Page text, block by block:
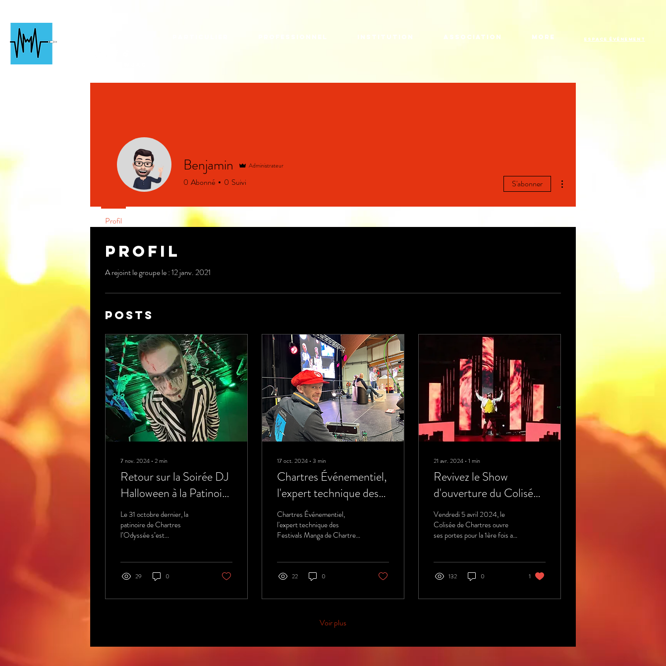
Institution Association More Espace Événement
Profil
A rejoint le groupe le : 12 janv. 2021
Posts
7 nov. 2024 ∙ 2min
Retour sur la Soirée DJ
Halloween à la Patinoire
de Chartres l’Odyssée :
Un Univers Beetlejuice
Inoubliable !
Le 31 octobre dernier, la
patinoire de Chartres
l’Odyssée s’est
29 0
17 oct. 2024 ∙ 3 min
Chartres Événementiel,
l'expert technique des
Festivals Manga de
Chartres, Chérisy et
Deauville
Chartres Événementiel,
l'expert technique des
Festivals Manga de Chartres,
22 0
21 avr. 2024 ∙ 1 min
Revivez le Show
d'ouverture du Colisée
de Chartres
Vendredi 5 avril 2024, le
Colisée de Chartres ouvre
ses portes pour la 1ère fois au
132 0 1
Voir plus
Benjamin Administrateur
0 Abonné 0 Suivi S'abonner
Profil